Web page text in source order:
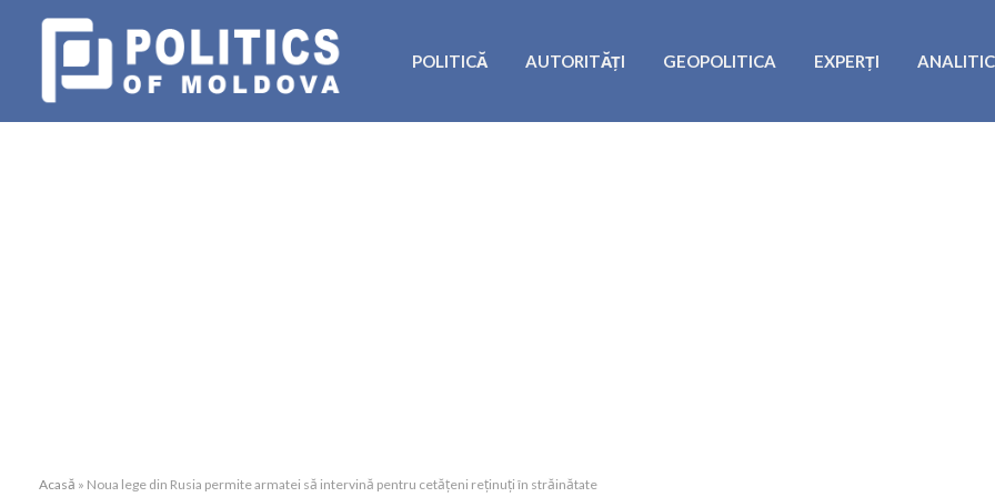
POLITICĂ AUTORITĂȚI GEOPOLITICA EXPERȚI
Acasă » Noua lege din Rusia permite armatei să intervină pentru cetățeni reținuți în străinătate